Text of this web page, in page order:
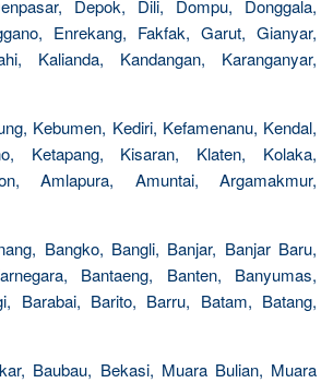
Depok, Dili, Dompu, Donggala,
Enrekang, Fakfak, Garut, Gianyar,
Kalianda, Kandangan, Karanganyar,
Kebumen, Kediri, Kefamenanu, Kendal,
Ketapang, Kisaran, Klaten, Kolaka,
Amlapura, Amuntai, Argamakmur,
Bangko, Bangli, Banjar, Banjar Baru,
Bantaeng, Banten, Banyumas,
Barabai, Barito, Barru, Batam, Batang,
Baubau, Bekasi, Muara Bulian, Muara